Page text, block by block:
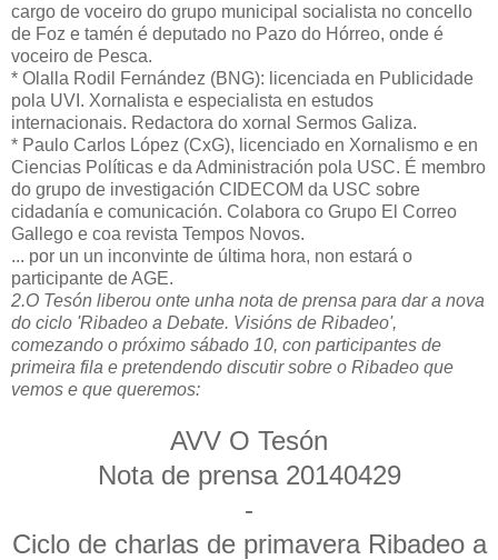
cargo de voceiro do grupo municipal socialista no concello
de Foz e tamén é deputado no Pazo do Hórreo, onde é
voceiro de Pesca.
* Olalla Rodil Fernández (BNG): licenciada en Publicidade
pola UVI. Xornalista e especialista en estudos
internacionais. Redactora do xornal Sermos Galiza.
* Paulo Carlos López (CxG), licenciado en Xornalismo e en
Ciencias Políticas e da Administración pola USC. É membro
do grupo de investigación CIDECOM da USC sobre
cidadanía e comunicación. Colabora co Grupo El Correo
Gallego e coa revista Tempos Novos.
... por un un inconvinte de última hora, non estará o
participante de AGE.
2.O Tesón liberou onte unha nota de prensa para dar a nova
do ciclo 'Ribadeo a Debate. Visións de Ribadeo',
comezando o próximo sábado 10, con participantes de
primeira fila e pretendendo discutir sobre o Ribadeo que
vemos e que queremos:
AVV O Tesón
Nota de prensa 20140429
-
Ciclo de charlas de primavera Ribadeo a